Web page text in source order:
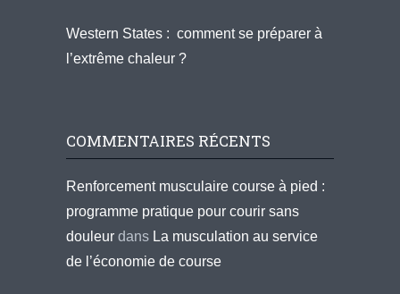
Western States : comment se préparer à
l’extrême chaleur ?
COMMENTAIRES RÉCENTS
Renforcement musculaire course à pied :
programme pratique pour courir sans
douleur dans La musculation au service
de l’économie de course